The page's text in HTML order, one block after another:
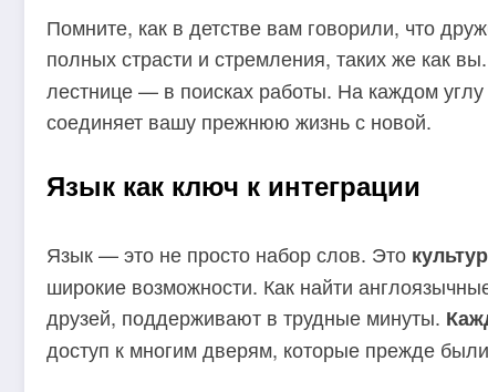
Помните, как в детстве вам говорили, что
полных страсти и стремления, таких же как вы.
лестнице — в поисках работы. На каждом
соединяет вашу прежнюю жизнь с новой.
Язык как ключ к интеграции
Язык — это не просто набор слов. Это
широкие возможности. Как найти
друзей, поддерживают в трудные минуты.
доступ к многим дверям, которые прежде